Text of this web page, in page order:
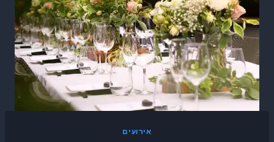
אירועים